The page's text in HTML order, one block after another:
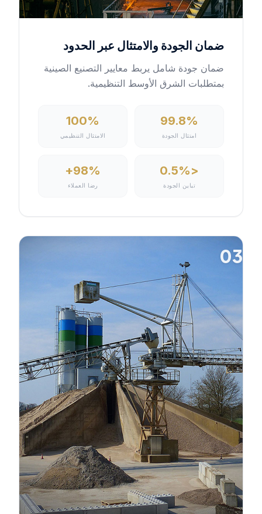
ضمان الجودة والامتثال عبر الحدود
ضمان جودة شامل يربط معايير التصنيع الصينية
بمتطلبات الشرق الأوسط التنظيمية.
99.8%
امتثال الجودة
100%
الامتثال التنظيمي
<0.5%
تباين الجودة
98%+
رضا العملاء
03